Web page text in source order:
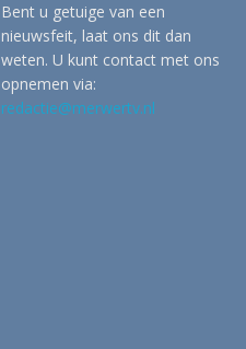
Bent u getuige van een
nieuwsfeit, laat ons dit dan
weten. U kunt contact met ons
opnemen via:
redactie@merwertv.nl